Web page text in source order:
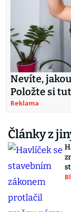
Nevíte,
Položte si
Reklama
Články z